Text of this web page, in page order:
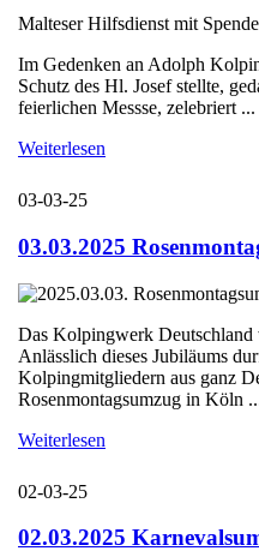
Malteser Hilfsdienst mit
Im Gedenken an Adolph
Schutz des Hl. Josef stellte,
feierlichen Messse, zelebriert ...
Weiterlesen
03-03-25
03.03.2025
Das Kolpingwerk Deutschland
Anlässlich dieses Jubiläums
Kolpingmitgliedern aus ganz
Rosenmontagsumzug in Köln
Weiterlesen
02-03-25
02.03.2025